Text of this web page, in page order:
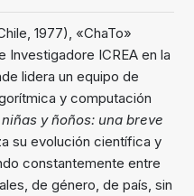
1977), «ChaTo»
Investigadore ICREA en la
lidera un equipo de
y computación
y ñoños: una breve
su evolución científica y
constantemente entre
de género, de país, sin